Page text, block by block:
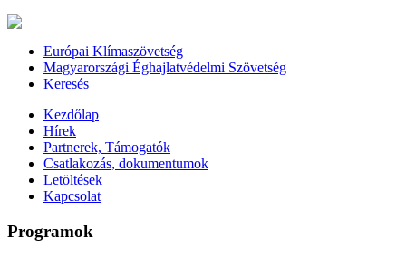
Európai Klímaszövetség
Magyarországi Éghajlatvédelmi Szövetség
Keresés
Kezdőlap
Hírek
Partnerek, Támogatók
Csatlakozás, dokumentumok
Letöltések
Kapcsolat
Programok